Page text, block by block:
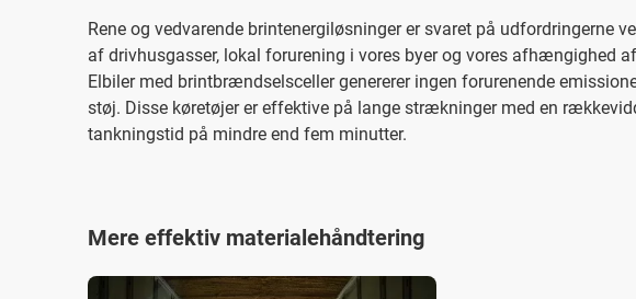
Rene og vedvarende brintenergiløsninger er svaret på udfordringerne
af drivhusgasser, lokal forurening i vores byer og vores afhængighed
Elbiler med brintbrændselsceller genererer ingen forurenende
støj. Disse køretøjer er effektive på lange strækninger med en
tankningstid på mindre end fem minutter.
Mere effektiv materialehåndtering